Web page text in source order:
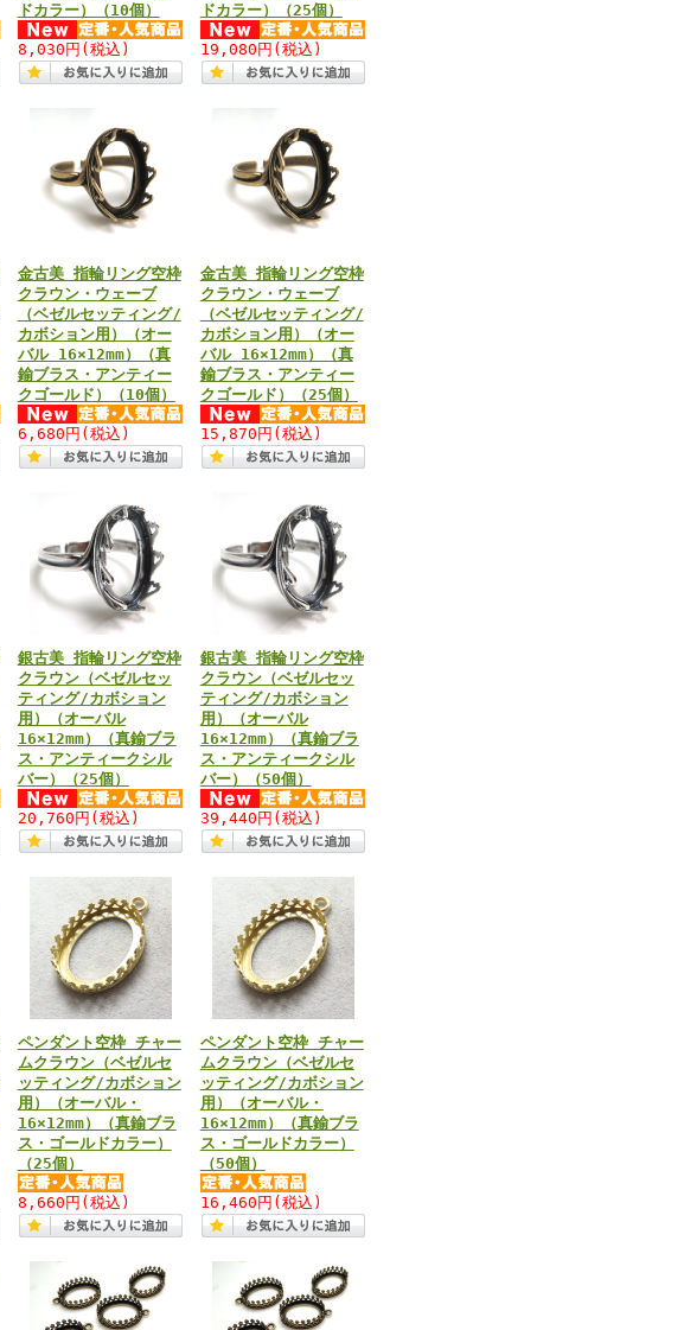
ドカラー）（10個）
8,030円 (税込)
ドカラー）（25個）
19,080円 (税込)
金古美 指輪リング空枠
クラウン・ウェーブ
（ベゼルセッティング/
カボション用）（オー
バル 16×12mm）（真
鍮ブラス・アンティー
クゴールド）（10個）
6,680円 (税込)
金古美 指輪リング空枠
クラウン・ウェーブ
（ベゼルセッティング/
カボション用）（オー
バル 16×12mm）（真
鍮ブラス・アンティー
クゴールド）（25個）
15,870円 (税込)
銀古美 指輪リング空枠
クラウン（ベゼルセッ
ティング/カボション
用）（オーバル
16×12mm）（真鍮ブラ
ス・アンティークシル
バー）（25個）
20,760円 (税込)
銀古美 指輪リング空枠
クラウン（ベゼルセッ
ティング/カボション
用）（オーバル
16×12mm）（真鍮ブラ
ス・アンティークシル
バー）（50個）
39,440円 (税込)
ペンダント空枠 チャー
ムクラウン（ベゼルセ
ッティング/カボション
用）（オーバル・
16×12mm）（真鍮ブラ
ス・ゴールドカラー）
（25個）
8,660円 (税込)
ペンダント空枠 チャー
ムクラウン（ベゼルセ
ッティング/カボション
用）（オーバル・
16×12mm）（真鍮ブラ
ス・ゴールドカラー）
（50個）
16,460円 (税込)